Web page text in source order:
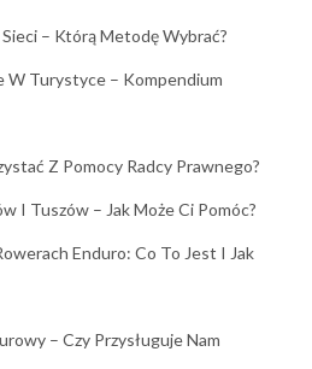
– Którą Metodę Wybrać?
W Turystyce – Kompendium
Z Pomocy Radcy Prawnego?
I Tuszów – Jak Może Ci Pomóc?
Enduro: Co To Jest I Jak
– Czy Przysługuje Nam